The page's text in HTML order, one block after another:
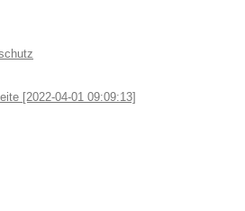
[2022-04-01 09:09:13]